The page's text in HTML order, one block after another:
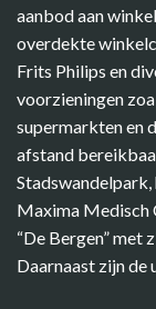
aanbod aan
overdekte
Frits Philips en
voorzieningen
supermarkten en
afstand
Maxima Medisch
“De Bergen” met
Daarnaast zijn de